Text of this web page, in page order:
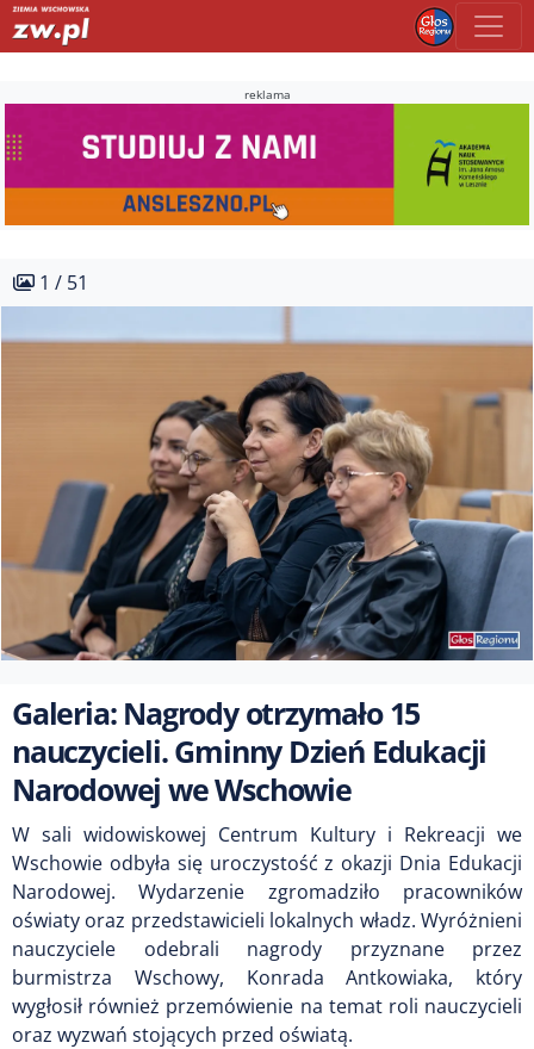
reklama
1 / 51
Galeria: Nagrody otrzymało 15
nauczycieli. Gminny Dzień Edukacji
Narodowej we Wschowie
W sali widowiskowej Centrum Kultury i Rekreacji we
Wschowie odbyła się uroczystość z okazji Dnia Edukacji
Narodowej. Wydarzenie zgromadziło pracowników
oświaty oraz przedstawicieli lokalnych władz. Wyróżnieni
nauczyciele odebrali nagrody przyznane przez
burmistrza Wschowy, Konrada Antkowiaka, który
wygłosił również przemówienie na temat roli nauczycieli
oraz wyzwań stojących przed oświatą.